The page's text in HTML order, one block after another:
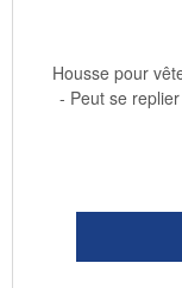
Housse pour
- Peut se